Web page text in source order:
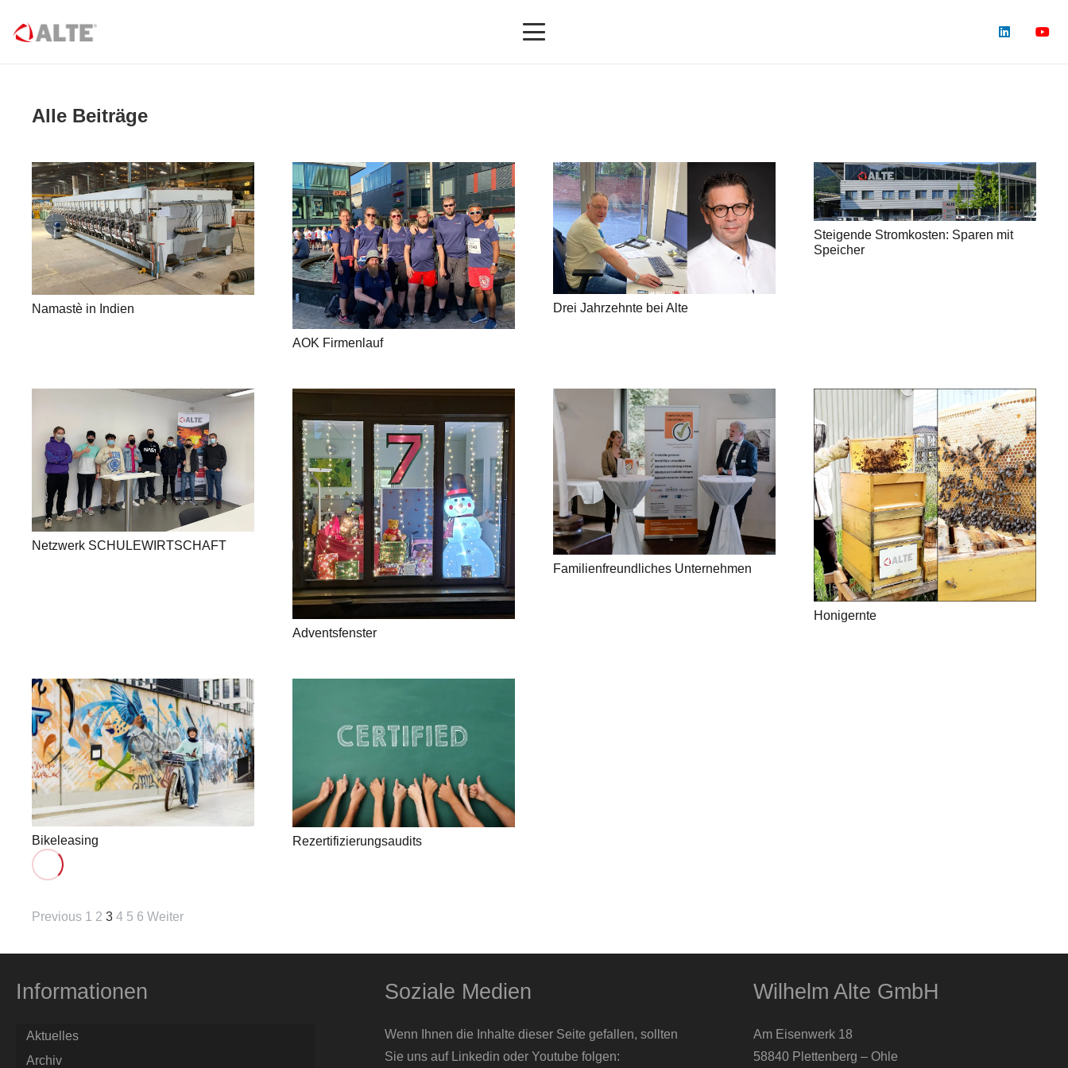
Alle Beiträge
Namastè in Indien
AOK Firmenlauf
Drei Jahrzehnte bei Alte
Steigende Stromkosten: Sparen mit
Speicher
Netzwerk SCHULEWIRTSCHAFT
Adventsfenster
Familienfreundliches Unternehmen
Honigernte
Bikeleasing Rezertifizierungsaudits
Previous 1 2 3 4 5 6 Weiter
Informationen
Aktuelles
Archiv
Soziale Medien
Wenn Ihnen die Inhalte dieser Seite gefallen, sollten
Sie uns auf Linkedin oder Youtube folgen:
Wilhelm Alte GmbH
Am Eisenwerk 18
58840 Plettenberg – Ohle